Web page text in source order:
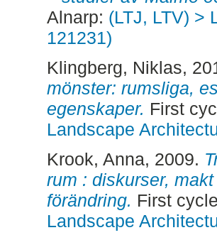
Alnarp: (LTJ, LTV) >
121231)
Klingberg, Niklas,
mönster: rumsliga,
egenskaper. First
Landscape
Krook, Anna, 2009.
rum : diskurser,
förändring. First
Landscape